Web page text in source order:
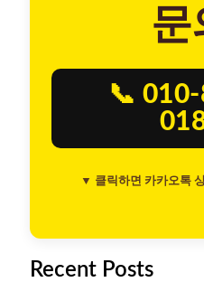
문
📞
▼ 클릭하면 카카오톡
Recent Posts